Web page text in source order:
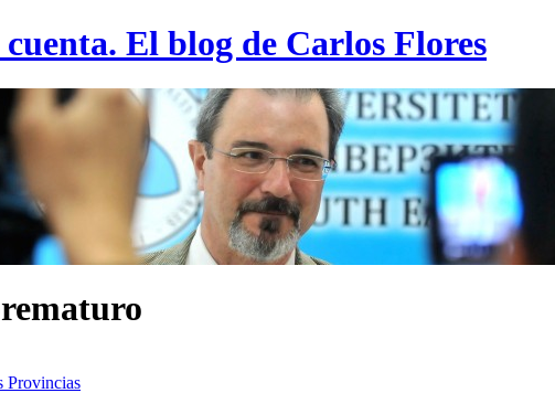
El blog de Carlos Flores
Provincias